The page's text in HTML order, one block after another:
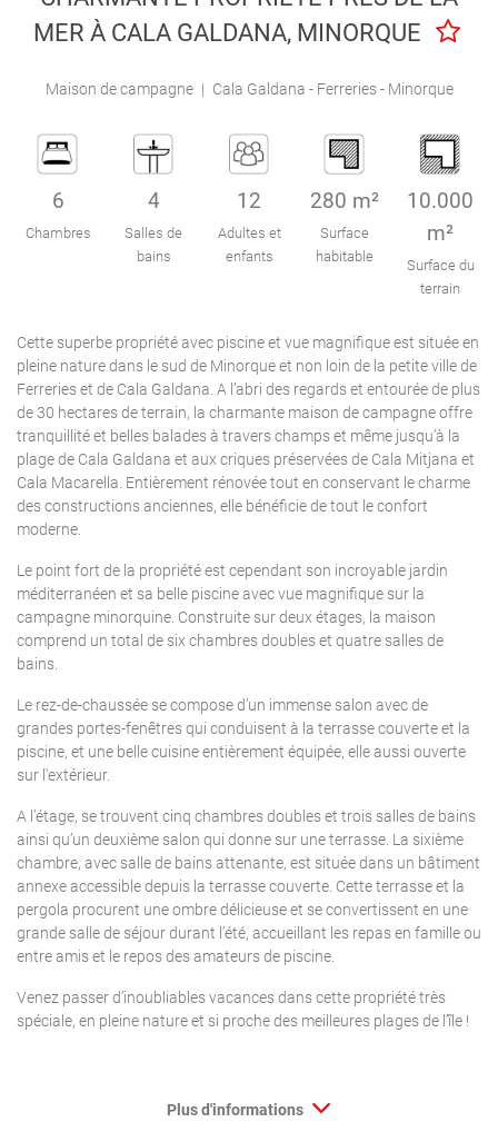
Engel & Völkers Holiday Villas
Attention au client
MER À CALA GALDANA, MINORQUE
Maison de campagne | Cala Galdana - Ferreries - Minorque
6
Chambres
4
Salles de
bains
12
Adultes et
enfants
280 m²
Surface
habitable
10.000
m²
Surface du
terrain
Cette superbe propriété avec piscine et vue magnifique est située en
pleine nature dans le sud de Minorque et non loin de la petite ville de
Ferreries et de Cala Galdana. A l’abri des regards et entourée de plus
de 30 hectares de terrain, la charmante maison de campagne offre
tranquillité et belles balades à travers champs et même jusqu’à la
plage de Cala Galdana et aux criques préservées de Cala Mitjana et
Cala Macarella. Entièrement rénovée tout en conservant le charme
des constructions anciennes, elle bénéficie de tout le confort
moderne.
Le point fort de la propriété est cependant son incroyable jardin
méditerranéen et sa belle piscine avec vue magnifique sur la
campagne minorquine. Construite sur deux étages, la maison
comprend un total de six chambres doubles et quatre salles de
bains.
Le rez-de-chaussée se compose d’un immense salon avec de
grandes portes-fenêtres qui conduisent à la terrasse couverte et la
piscine, et une belle cuisine entièrement équipée, elle aussi ouverte
sur l'extérieur.
A l’étage, se trouvent cinq chambres doubles et trois salles de bains
ainsi qu’un deuxième salon qui donne sur une terrasse. La sixième
chambre, avec salle de bains attenante, est située dans un bâtiment
annexe accessible depuis la terrasse couverte. Cette terrasse et la
pergola procurent une ombre délicieuse et se convertissent en une
grande salle de séjour durant l’été, accueillant les repas en famille ou
entre amis et le repos des amateurs de piscine.
Venez passer d’inoubliables vacances dans cette propriété très
spéciale, en pleine nature et si proche des meilleures plages de l’île !
Plus d'informations